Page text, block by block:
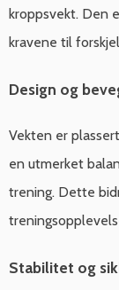
kroppsvekt. Den
kravene til
Design og
Vekten er
en utmerket
trening. Dette
Stabilitet og